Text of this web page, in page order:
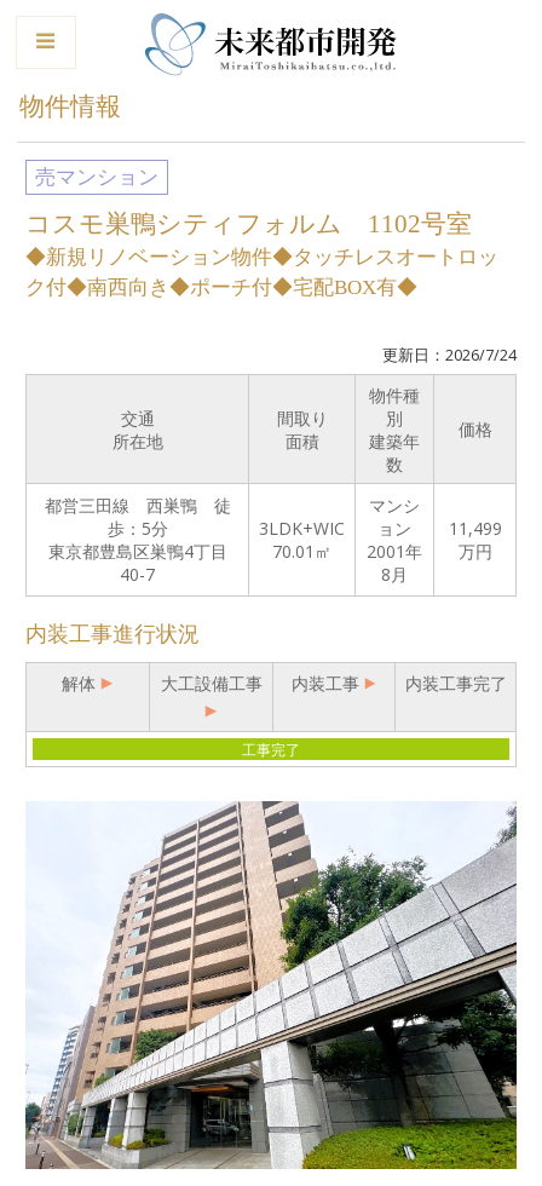
物件情報
売マンション
コスモ巣鴨シティフォルム 1102号室
◆新規リノベーション物件◆タッチレスオートロッ
ク付◆南西向き◆ポーチ付◆宅配BOX有◆
更新日：2026/7/24
交通
所在地
間取り
面積
物件種
別
建築年
数
価格
都営三田線 西巣鴨 徒
歩：5分
東京都豊島区巣鴨4丁目
40-7
3LDK+WIC
70.01㎡
マンシ
ョン
2001年
8月
11,499
万円
内装工事進行状況
解体 大工設備工事 内装工事 内装工事完了
工事完了